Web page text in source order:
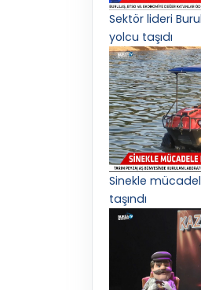
Sektör lideri
yolcu taşıdı
Sinekle
taşındı